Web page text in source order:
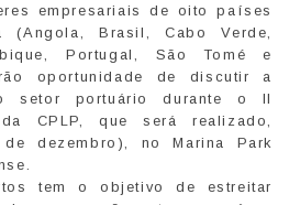
empresariais de oito países
(Angola, Brasil, Cabo Verde,
Portugal, São Tomé e
oportunidade de discutir a
setor portuário durante o II
CPLP, que será realizado,
dezembro), no Marina Park
tem o objetivo de estreitar